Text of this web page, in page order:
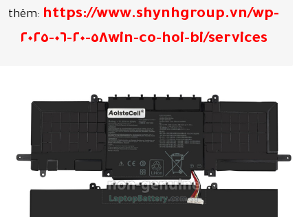
thêm: https://www.shynhgroup.vn/wp-
services/٥٨win-co-hoi-bi-٢٠-٠٦-٢٠٢٥